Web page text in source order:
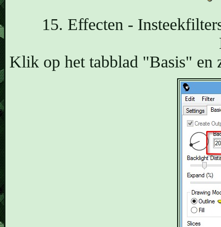
15. Effecten -
Klik op het tabblad "Basis" en